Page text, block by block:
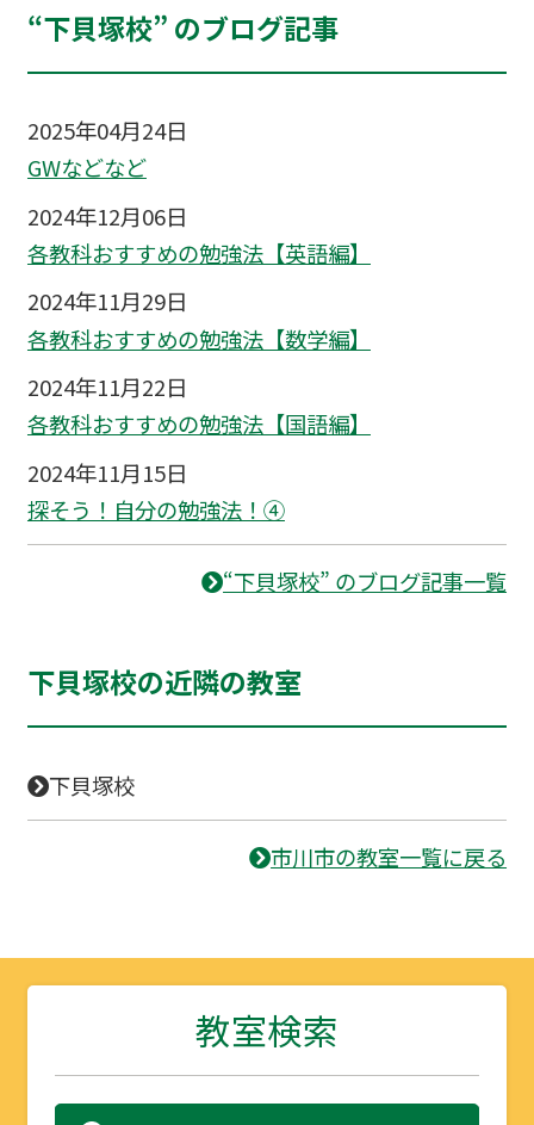
“下貝塚校” のブログ記事
2025年04月24日
GWなどなど
2024年12月06日
各教科おすすめの勉強法【英語編】
2024年11月29日
各教科おすすめの勉強法【数学編】
2024年11月22日
各教科おすすめの勉強法【国語編】
2024年11月15日
探そう！自分の勉強法！④
“下貝塚校” のブログ記事一覧
下貝塚校の近隣の教室
下貝塚校
市川市の教室一覧に戻る
教室検索